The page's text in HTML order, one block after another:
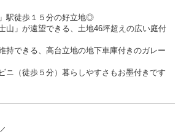
駅徒歩１５分の好立地◎
山」が遠望できる、土地46坪超えの広い庭付
持できる、高台立地の地下車庫付きのガレー
ニ（徒歩５分）暮らしやすさもお墨付きです